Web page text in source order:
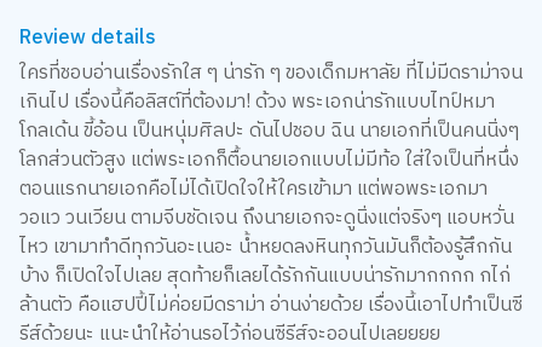
Review details
ใครที่ชอบอ่านเรื่องรักใส ๆ น่ารัก ๆ ของเด็กมหาลัย ที่ไม่มีดราม่าจน
เกินไป เรื่องนี้คือลิสต์ที่ต้องมา! ด้วง พระเอกน่ารักแบบไทป์หมา
โกลเด้น ขี้อ้อน เป็นหนุ่มศิลปะ ดันไปชอบ ฉิน นายเอกที่เป็นคนนิ่งๆ
โลกส่วนตัวสูง แต่พระเอกก็ตื้อนายเอกแบบไม่มีท้อ ใส่ใจเป็นที่หนึ่ง
ตอนแรกนายเอกคือไม่ได้เปิดใจให้ใครเข้ามา แต่พอพระเอกมา
วอแว วนเวียน ตามจีบชัดเจน ถึงนายเอกจะดูนิ่งแต่จริงๆ แอบหวั่น
ไหว เขามาทำดีทุกวันอะเนอะ น้ำหยดลงหินทุกวันมันก็ต้องรู้สึกกัน
บ้าง ก็เปิดใจไปเลย สุดท้ายก็เลยได้รักกันแบบน่ารักมากกกก กไก่
ล้านตัว คือแฮปปี้ไม่ค่อยมีดราม่า อ่านง่ายด้วย เรื่องนี้เอาไปทำเป็นซี
รีส์ด้วยนะ แนะนำให้อ่านรอไว้ก่อนซีรีส์จะออนไปเลยยยย